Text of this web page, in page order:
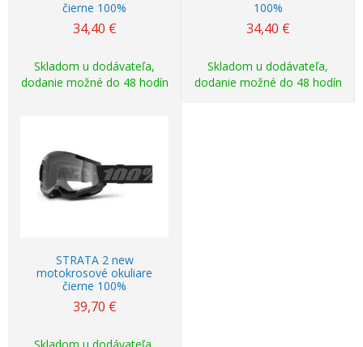
čierne 100%
34,40 €
Skladom u dodávateľa,
dodanie možné do 48 hodín
100%
34,40 €
Skladom u dodávateľa,
dodanie možné do 48 hodín
STRATA 2 new
motokrosové okuliare
čierne 100%
39,70 €